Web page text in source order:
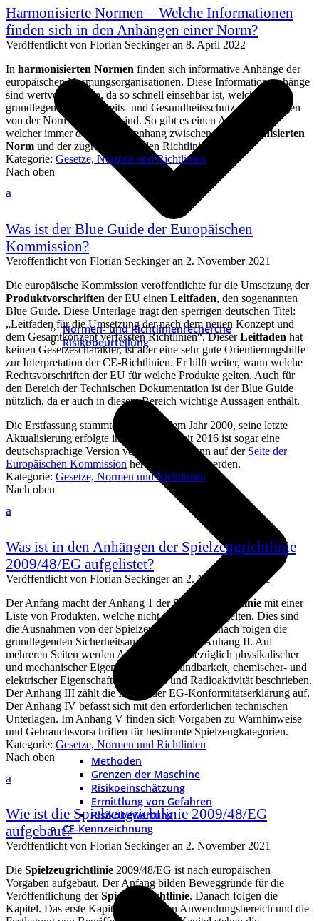
Normen- und Richtlinienrecherche
Risikobeurteilung
Methoden
Grenzen der Maschine
Risikoeinschätzung
Ermittlung von Gefahren
Risikobewertung
CE-Kennzeichnung
Harmonisierte Normen – Welche Informationen
finden sich in den Anhängen einer Norm?
Veröffentlicht von Florian Seckingeran 8. April 2022
In harmonisierten Normen finden sich informative Anhänge der
europäischen Normungsorganisationen. Diese Informationsanhänge
sind wertvolle Hilfen, da so schnell einsehbar ist, welche
grundlegenden Sicherheits- und Gesundheitsschutzanforderungen
von der Norm abgedeckt sind. So gibt es einen Anhang ZA,
welcher immer den Zusammenhang zwischen der
harmonisierten
Norm und der zugrundeliegenden Richtlinie abdeckt.
Kategorie: Gesetze, Normen und Richtlinien
Nach oben
a
Was ist der Blue Guide der Europäischen
Kommission?
Veröffentlicht von Florian Seckingeran 2. November 2021
Die europäische Kommission veröffentlichte für die Umsetzung der
Produktvorschriften der EU einen Leitfaden, den sogenannten
Blue Guide. Diese Unterlage trägt den sperrigen deutschen Titel:
„Leitfaden für die Umsetzung der nach dem neuen Konzept und
dem Gesamtkonzept verfassten Richtlinien“. DieserLeitfaden hat
keinen Gesetzescharakter, ist aber eine sehr gute Orientierungshilfe
zur Interpretation der CE-Richtlinien. Er hilft weiter, wann welche
Rechtsvorschriften der EU für welche Produkte gelten. Auch für
den Bereich der Technischen Dokumentation ist der Blue Guide
nützlich, da er auch in diesem Bereich wichtige Aussagen enthält.
Die Erstfassung stammte schon aus dem Jahr 2000, seine letzte
Aktualisierung erfolgte im Jahr 2014. Seit 2016 ist sogar eine
deutschsprachige Version verfügbar und kann auf der Seite der
Europäischen Kommission heruntergeladen werden.
Kategorie: Gesetze, Normen und Richtlinien
Nach oben
a
Was ist in den Anhängen der Spielzeugrichtlinie
2009/48/EG aufgelistet?
Veröffentlicht von Florian Seckingeran 2. November 2021
Der Anfang macht der Anhang 1 derSpielzeugrichtlinie mit einer
Liste von Produkten, welche nicht als Spielzeug gelten. Dies sind
die Ausnahmen von der Spielzeugrichtlinie. Danach folgen die
grundlegenden Sicherheitsanforderungen in Anhang II. Auf
mehreren Seiten werden Anforderungen bezüglich physikalischer
und mechanischer Eigenschaften, Entzündbarkeit, chemischer- und
elektrischer Eigenschaften, Hygiene und Radioaktivität beschrieben.
Der Anhang III zählt die Inhalte der EG-Konformitätserklärung auf.
Der Anhang IV befasst sich mit den erforderlichen technischen
Unterlagen. Im Anhang V finden sich Vorgaben zu Warnhinweise
und Gebrauchsvorschriften für bestimmte Spielzeugkategorien.
Kategorie: Gesetze, Normen und Richtlinien
Nach oben
a
Wie ist die Spielzeugrichtlinie 2009/48/EG
aufgebaut?
Veröffentlicht von Florian Seckingeran 2. November 2021
Die Spielzeugrichtlinie 2009/48/EG ist nach europäischen
Vorgaben aufgebaut. Der Anfang bilden Beweggründe für die
Veröffentlichung derSpielzeugrichtlinie. Danach folgen die
Kapitel. Das erste Kapitel umfasst den Anwendungsbereich und die